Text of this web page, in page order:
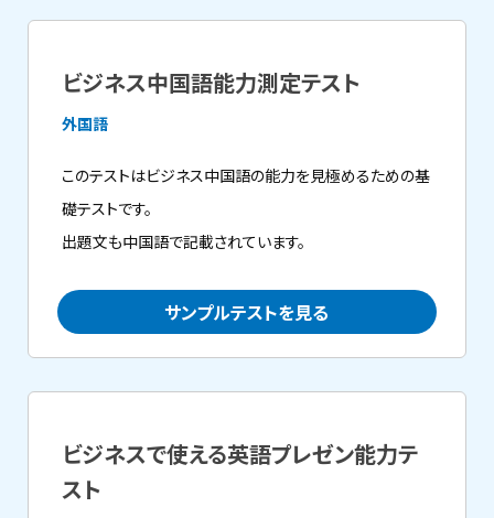
ビジネス中国語能力測定テスト
外国語
このテストはビジネス中国語の能力を見極めるための基
礎テストです。
出題文も中国語で記載されています。
サンプルテストを見る
ビジネスで使える英語プレゼン能力テ
スト